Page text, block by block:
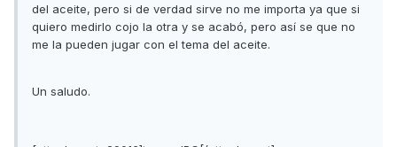
del aceite, pero si de verdad sirve no me importa ya que si
quiero medirlo cojo la otra y se acabó, pero así se que no
me la pueden jugar con el tema del aceite.
Un saludo.